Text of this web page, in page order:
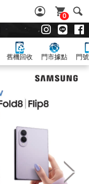
0
舊機回收 門市據點 門